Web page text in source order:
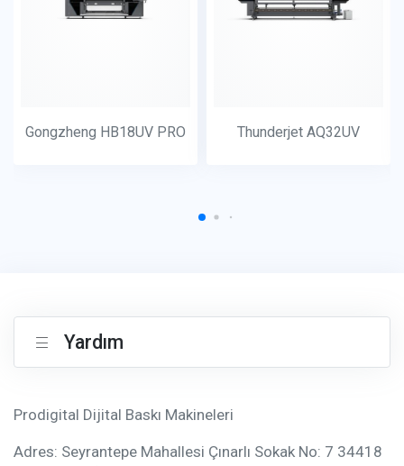
Gongzheng HB18UV PRO Thunderjet AQ32UV
Yardım
Prodigital Dijital Baskı Makineleri
Adres: Seyrantepe Mahallesi Çınarlı Sokak No: 7 34418